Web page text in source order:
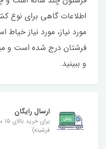
اطلاعات گاهی برای نوع
مورد نیاز، مورد نیاز
فرشتان درج شده است و
و ببینید.
ارسال رایگان
فرشینه)